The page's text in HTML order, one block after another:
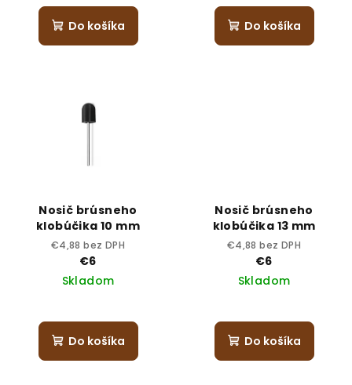
Do košíka Do košíka
Nosič brúsneho
klobúčika 10 mm
€4,88 bez DPH
€6
Skladom
Do košíka
Nosič brúsneho
klobúčika 13 mm
€4,88 bez DPH
€6
Skladom
Do košíka